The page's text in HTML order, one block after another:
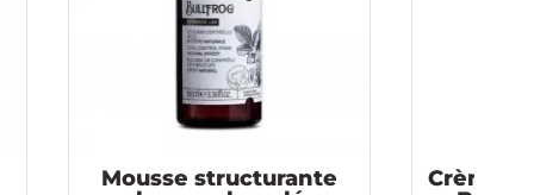
Mousse structurante
Crème